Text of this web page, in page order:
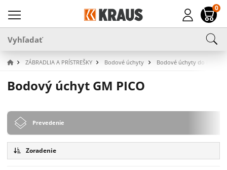
0
ZÁBRADLIA A PRÍSTREŠKY Bodové úchyty Bodové úchyty do
Bodový úchyt GM PICO
Prevedenie
Zoradenie